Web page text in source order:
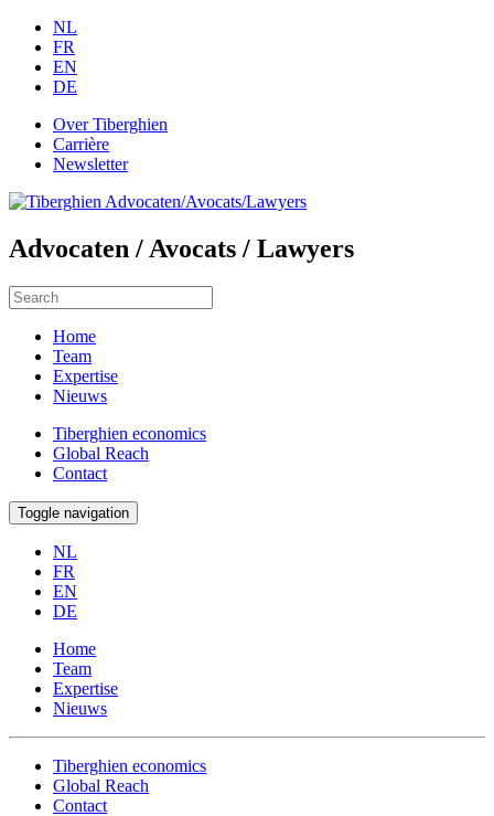
NL
FR
EN
DE
Over Tiberghien
Carrière
Newsletter
Advocaten / Avocats / Lawyers
Home
Team
Expertise
Nieuws
Tiberghien economics
Global Reach
Contact
Toggle navigation
NL
FR
EN
DE
Home
Team
Expertise
Nieuws
Tiberghien economics
Global Reach
Contact